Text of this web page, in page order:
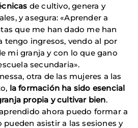
de cultivo, genera y
y asegura: «Aprender a
que me han dado me han
tengo ingresos, vendo al por
mi granja y con lo que gano
secundaria».
otra de las mujeres a las
la formación ha sido esencial
propia y cultivar bien.
ahora puedo formar a
asistir a las sesiones y